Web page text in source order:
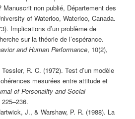
Manuscrit non publié, Département des
of Waterloo, Waterloo, Canada.
Implications d’un problème de
sur la théorie de l’espérance.
and Human Performance, 10(2),
R. C. (1972). Test d’un modèle
mesurées entre attitude et
of Personality and Social
J., & Warshaw, P. R. (1988). La